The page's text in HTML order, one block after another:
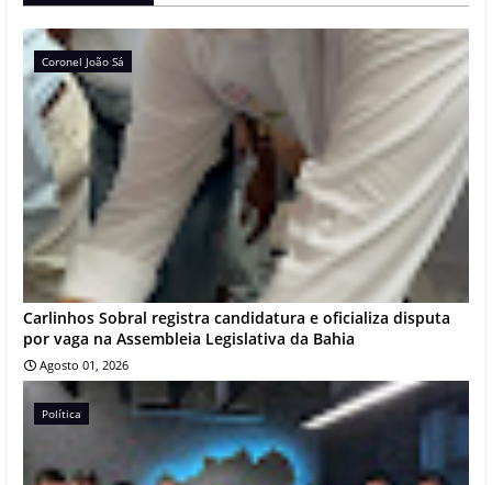
Coronel João Sá
Carlinhos Sobral registra candidatura e oficializa disputa
por vaga na Assembleia Legislativa da Bahia
Agosto 01, 2026
Política